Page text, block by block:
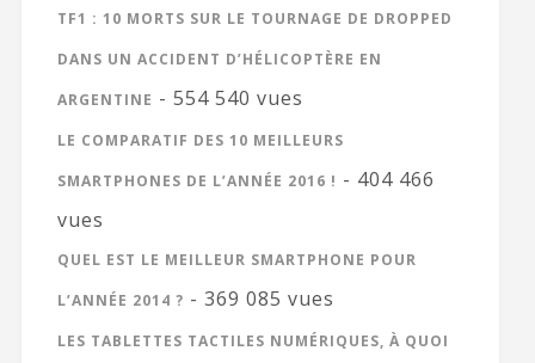
TF1 : 10 MORTS SUR LE TOURNAGE DE DROPPED
DANS UN ACCIDENT D’HÉLICOPTÈRE EN
ARGENTINE - 554 540 vues
LE COMPARATIF DES 10 MEILLEURS
SMARTPHONES DE L’ANNÉE 2016 ! - 404 466
vues
QUEL EST LE MEILLEUR SMARTPHONE POUR
L’ANNÉE 2014 ? - 369 085 vues
LES TABLETTES TACTILES NUMÉRIQUES, À QUOI